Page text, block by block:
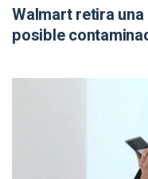
Walmart retira
posible